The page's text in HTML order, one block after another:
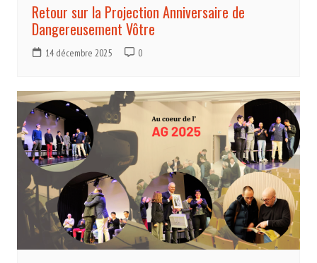
Retour sur la Projection Anniversaire de
Dangereusement Vôtre
14 décembre 2025 0